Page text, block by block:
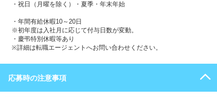
・祝日（月曜を除く）・夏季・年末年始
・年間有給休暇10～20日
※初年度は入社月に応じて付与日数が変動。
・慶弔特別休暇等あり
※詳細は転職エージェントへお問い合わせください。
応募時の注意事項